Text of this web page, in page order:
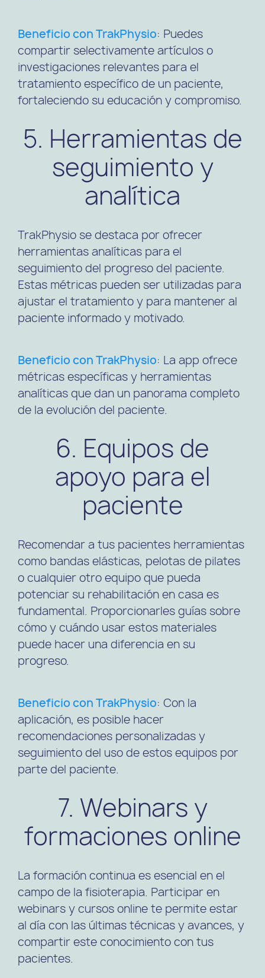
Beneficio con TrakPhysio: Puedes
compartir selectivamente artículos o
investigaciones relevantes para el
tratamiento específico de un paciente,
fortaleciendo su educación y compromiso.
5. Herramientas de
seguimiento y
analítica
TrakPhysio se destaca por ofrecer
herramientas analíticas para el
seguimiento del progreso del paciente.
Estas métricas pueden ser utilizadas para
ajustar el tratamiento y para mantener al
paciente informado y motivado.
Beneficio con TrakPhysio: La app ofrece
métricas específicas y herramientas
analíticas que dan un panorama completo
de la evolución del paciente.
6. Equipos de
apoyo para el
paciente
Recomendar a tus pacientes herramientas
como bandas elásticas, pelotas de pilates
o cualquier otro equipo que pueda
potenciar su rehabilitación en casa es
fundamental. Proporcionarles guías sobre
cómo y cuándo usar estos materiales
puede hacer una diferencia en su
progreso.
Beneficio con TrakPhysio: Con la
aplicación, es posible hacer
recomendaciones personalizadas y
seguimiento del uso de estos equipos por
parte del paciente.
7. Webinars y
formaciones online
La formación continua es esencial en el
campo de la fisioterapia. Participar en
webinars y cursos online te permite estar
al día con las últimas técnicas y avances, y
compartir este conocimiento con tus
pacientes.